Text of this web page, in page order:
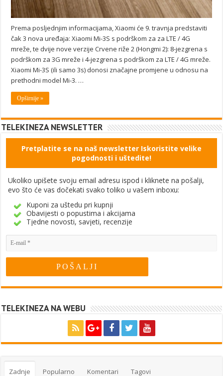
Prema posljednjim informacijama, Xiaomi će 9. travnja predstaviti
čak 3 nova uređaja: Xiaomi Mi-3S s podrškom za za LTE / 4G
mreže, te dvije nove verzije Crvene riže 2 (Hongmi 2): 8-jezgrena s
podrškom za 3G mreže i 4-jezgrena s podrškom za LTE / 4G mreže.
Xiaomi Mi-3S (ili samo 3s) donosi značajne promjene u odnosu na
prethodni model Mi-3. …
Opširnije »
TELEKINEZA NEWSLETTER
Pretplatite se na naš newsletter Iskoristite velike
pogodnosti i uštedite!
Ukoliko upišete svoju email adresu ispod i kliknete na pošalji,
evo što će vas dočekati svako toliko u vašem inboxu:
Kuponi za uštedu pri kupnji
Obavijesti o popustima i akcijama
Tjedne novosti, savjeti, recenzije
TELEKINEZA NA WEBU
Zadnje Popularno Komentari Tagovi